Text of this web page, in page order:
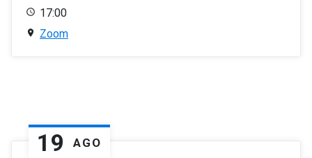
17:00
Zoom
19 AGO